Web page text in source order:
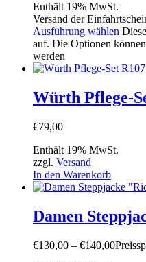
Enthält 19% MwSt.
Versand der
Ausführung wählen
auf. Die Optionen
werden
Würth Pflege-
€79,00
Enthält 19% MwSt.
zzgl. Versand
In den Warenkorb
Damen
€130,00 – €140,00